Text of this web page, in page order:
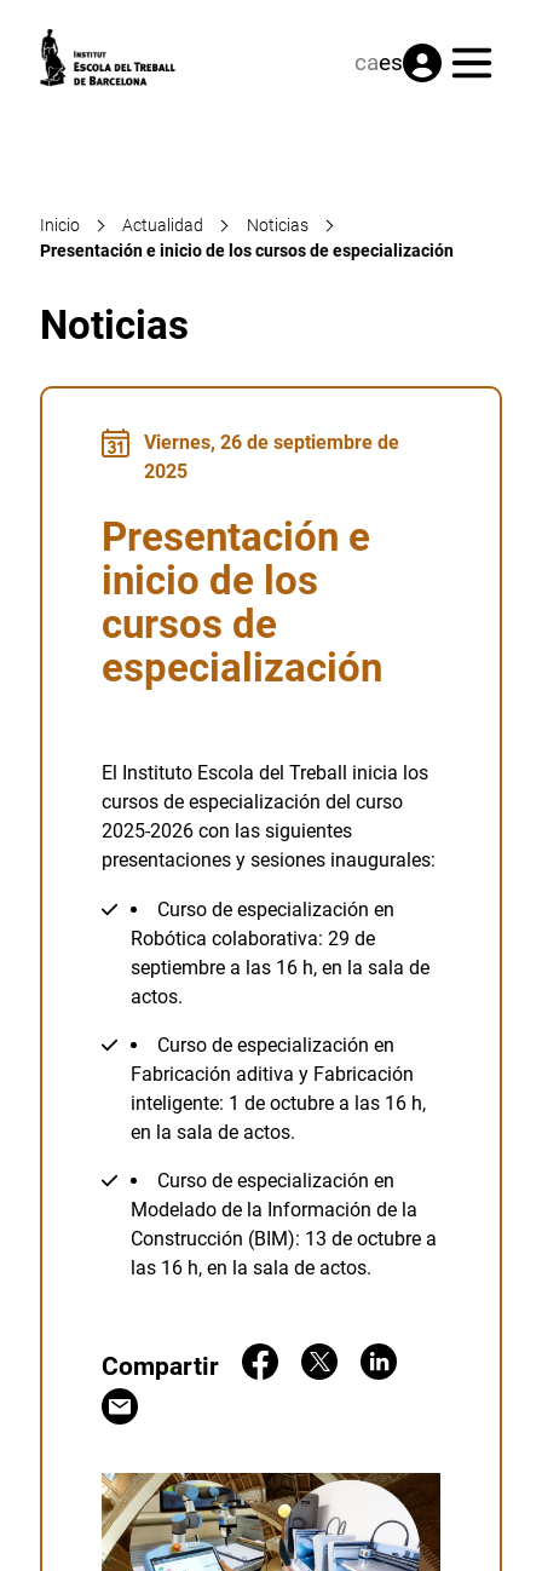
caes Menú
Inicio Actualidad
Noticias
Presentación e inicio de los cursos de especialización
Noticias
Viernes, 26 de septiembre de
2025
Presentación e
inicio de los
cursos de
especialización
El Instituto Escola del Treball inicia los
cursos de especialización del curso
2025-2026 con las siguientes
presentaciones y sesiones inaugurales:
Curso de especialización en
Robótica colaborativa: 29 de
septiembre a las 16 h, en la sala de
actos.
Curso de especialización en
Fabricación aditiva y Fabricación
inteligente: 1 de octubre a las 16 h,
en la sala de actos.
Curso de especialización en
Modelado de la Información de la
Construcción (BIM): 13 de octubre a
las 16 h, en la sala de actos.
Compartir